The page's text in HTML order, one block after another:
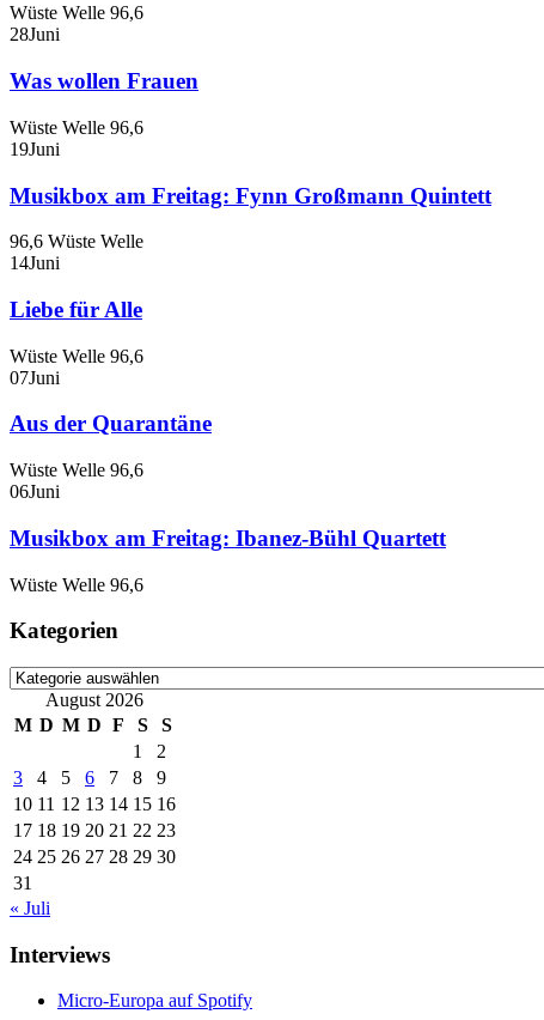
Wüste Welle 96,6
28Juni
Was wollen Frauen
Wüste Welle 96,6
19Juni
Musikbox am Freitag: Fynn Großmann Quintett
96,6 Wüste Welle
14Juni
Liebe für Alle
Wüste Welle 96,6
07Juni
Aus der Quarantäne
Wüste Welle 96,6
06Juni
Musikbox am Freitag: Ibanez-Bühl Quartett
Wüste Welle 96,6
Kategorien
Kategorien
August 2026
M D M D F S
S
1
2
3
4 5 6 7 8
9
10 11 12 13 14 15 16
17 18 19 20 21 22 23
24 25 26 27 28 29 30
31
« Juli
Interviews
Micro-Europa auf Spotify